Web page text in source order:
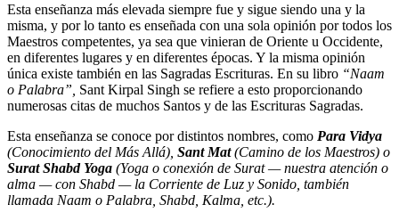
Esta enseñanza más elevada siempre fue y sigue siendo una y la
misma, y por lo tanto es enseñada con una sola opinión por todos los
Maestros competentes, ya sea que vinieran de Oriente u Occidente,
en diferentes lugares y en diferentes épocas. Y la misma opinión
única existe también en las Sagradas Escrituras. En su libro “Naam
o Palabra”, Sant Kirpal Singh se refiere a esto proporcionando
numerosas citas de muchos Santos y de las Escrituras Sagradas.
Esta enseñanza se conoce por distintos nombres, como Para Vidya
(Conocimiento del Más Allá), Sant Mat(Camino de los Maestros) o
Surat Shabd Yoga (Yoga o conexión de Surat — nuestra atención o
alma — con Shabd — la Corriente de Luz y Sonido, también
llamada Naam o Palabra, Shabd, Kalma, etc.).